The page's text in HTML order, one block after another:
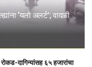
‘यलो अलर्ट’; वादळी
दागिन्यांसह ६५ हजारांचा